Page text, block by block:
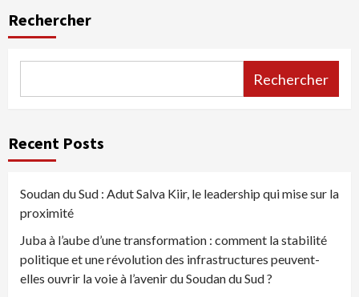
Rechercher
Rechercher
Recent Posts
Soudan du Sud : Adut Salva Kiir, le leadership qui mise sur la
proximité
Juba à l’aube d’une transformation : comment la stabilité
politique et une révolution des infrastructures peuvent-
elles ouvrir la voie à l’avenir du Soudan du Sud ?